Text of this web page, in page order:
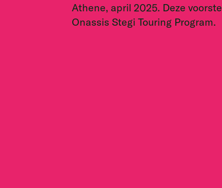
Athene, april 2025. Deze
Onassis Stegi Touring Program.